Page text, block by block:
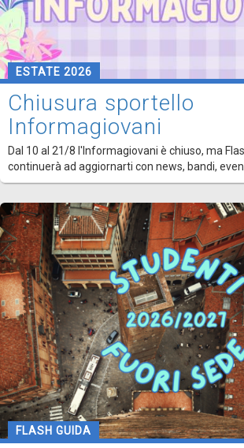
ESTATE 2026
Chiusura sportello
Informagiovani
Dal 10 al 21/8 l'Informagiovani è chiuso, ma
continuerà ad aggiornarti con news, bandi,
FLASH GUIDA